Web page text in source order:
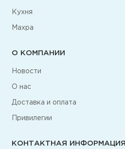
Кухня
Махра
О КОМПАНИИ
Новости
О нас
Доставка и оплата
Привилегии
КОНТАКТНАЯ ИНФОРМАЦИЯ